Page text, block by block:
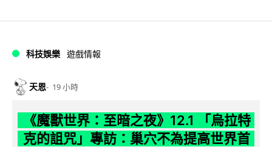
科技娛樂 遊戲情報
天恩 19 小時
《魔獸世界：至暗之夜》12.1 「烏拉特
克的詛咒」專訪：巢穴不為提高世界首